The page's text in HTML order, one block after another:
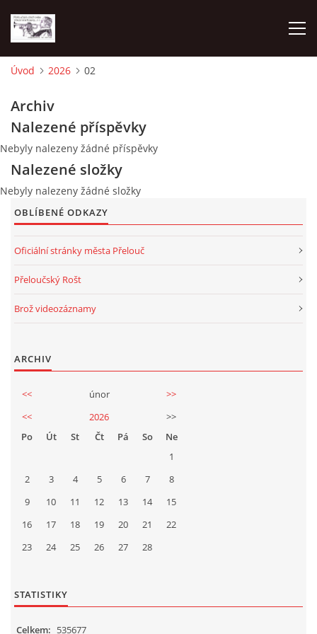
AKTUALITY
NAPSALI O NÁS
KDE NÁS MŮŽETE SLYŠET 2026
2024
2025
Úvod 2026 02
Archiv
Nalezené příspěvky
Nebyly nalezeny žádné příspěvky
Nalezené složky
Nebyly nalezeny žádné složky
OBLÍBENÉ ODKAZY
Oficiální stránky města Přelouč
Přeloučský Rošt
Brož videozáznamy
ARCHIV
<< únor
>>
<<
2026
>>
Po
Út St Čt Pá So
Ne
1
2
3 4 5 6 7
8
9
10 11 12 13 14
15
16
17 18 19 20 21
22
23
24 25 26 27 28
STATISTIKY
Celkem: 535677